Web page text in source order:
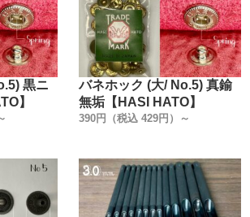
世の中で販売されている打駒を、1から
いのか』を私達レザークラフト専門工
作りました。
化して工具を作る事。
差を無くし、国産ハンドプレス機の規格
事。
黒ニ
】
バネホック (大/ No.5) 真鍮
無垢【HASI HATO】
390円（税込 429円）～